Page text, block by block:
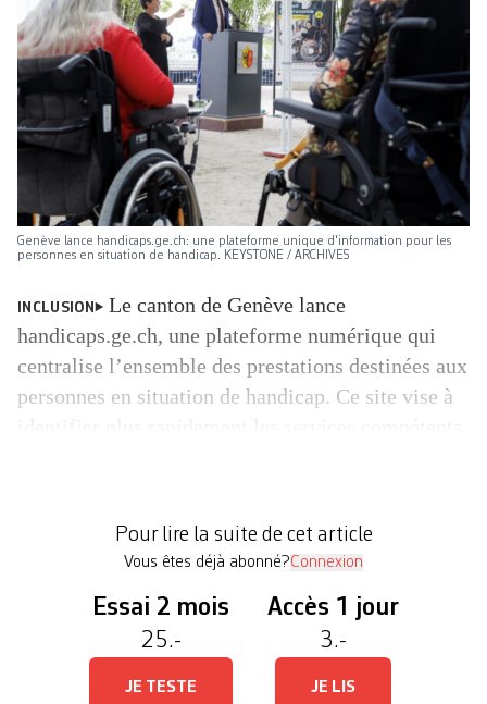
Genève lance handicaps.ge.ch: une plateforme unique d'information pour les
personnes en situation de handicap. KEYSTONE / ARCHIVES
INCLUSION
Le canton de Genève lance
handicaps.ge.ch, une plateforme numérique qui
centralise l’ensemble des prestations destinées aux
personnes en situation de handicap. Ce site vise à
Départements de la cohésion sociale […]
Pour lire la suite de cet article
Vous êtes déjà abonné?Connexion
Essai 2 mois
25.-
JE TESTE
Accès 1 jour
3.-
JE LIS